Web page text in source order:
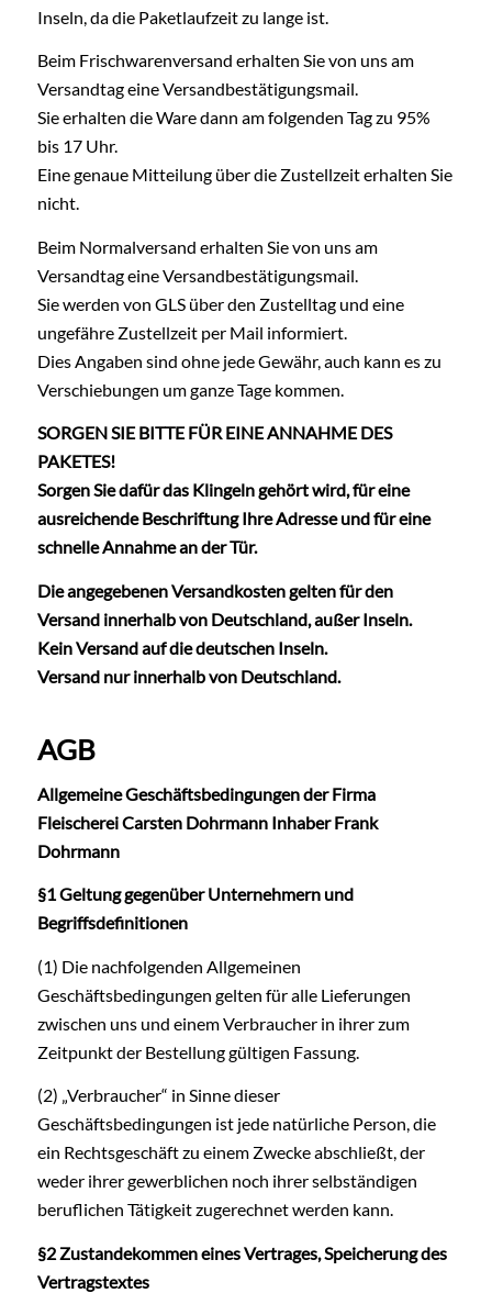
Inseln, da die Paketlaufzeit zu lange ist.
Beim Frischwarenversand erhalten Sie von uns am
Versandtag eine Versandbestätigungsmail.
Sie erhalten die Ware dann am folgenden Tag zu 95%
bis 17 Uhr.
Eine genaue Mitteilung über die Zustellzeit erhalten Sie
nicht.
Beim Normalversand erhalten Sie von uns am
Versandtag eine Versandbestätigungsmail.
Sie werden von GLS über den Zustelltag und eine
ungefähre Zustellzeit per Mail informiert.
Dies Angaben sind ohne jede Gewähr, auch kann es zu
Verschiebungen um ganze Tage kommen.
SORGEN SIE BITTE FÜR EINE ANNAHME DES
PAKETES!
Sorgen Sie dafür das Klingeln gehört wird, für eine
ausreichende Beschriftung Ihre Adresse und für eine
schnelle Annahme an der Tür.
Die angegebenen Versandkosten gelten für den
Versand innerhalb von Deutschland, außer Inseln.
Kein Versand auf die deutschen Inseln.
Versand nur innerhalb von Deutschland.
AGB
Allgemeine Geschäftsbedingungen der Firma
Fleischerei Carsten Dohrmann Inhaber Frank
Dohrmann
§1 Geltung gegenüber Unternehmern und
Begriffsdefinitionen
(1) Die nachfolgenden Allgemeinen
Geschäftsbedingungen gelten für alle Lieferungen
zwischen uns und einem Verbraucher in ihrer zum
Zeitpunkt der Bestellung gültigen Fassung.
(2) „Verbraucher“ in Sinne dieser
Geschäftsbedingungen ist jede natürliche Person, die
ein Rechtsgeschäft zu einem Zwecke abschließt, der
weder ihrer gewerblichen noch ihrer selbständigen
beruflichen Tätigkeit zugerechnet werden kann.
§2 Zustandekommen eines Vertrages, Speicherung des
Vertragstextes